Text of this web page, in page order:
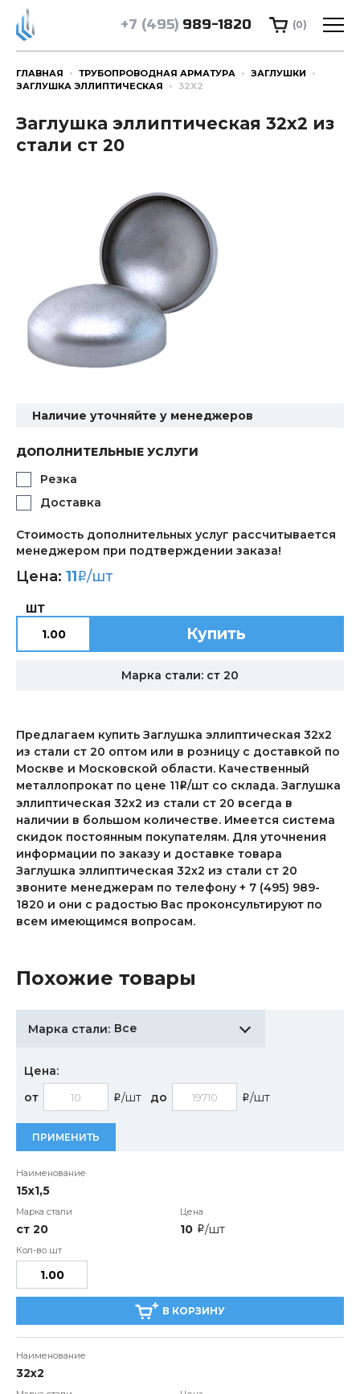
+7 (495) 989-1820 (0)
ГЛАВНАЯ ТРУБОПРОВОДНАЯ АРМАТУРА
ЗАГЛУШКИ
ЗАГЛУШКА ЭЛЛИПТИЧЕСКАЯ
32Х2
Заглушка эллиптическая 32х2 из
стали ст 20
Наличие уточняйте у менеджеров
ДОПОЛНИТЕЛЬНЫЕ УСЛУГИ
Резка
Доставка
Стоимость дополнительных услуг рассчитывается
менеджером при подтверждении заказа!
Цена: 11i/шт
ШТ
Купить
Марка стали: ст 20
Предлагаем купить Заглушка эллиптическая 32х2
из стали ст 20 оптом или в розницу с доставкой по
Москве и Московской области. Качественный
металлопрокат по цене 11i/шт со склада. Заглушка
эллиптическая 32х2 из стали ст 20 всегда в
наличии в большом количестве. Имеется система
скидок постоянным покупателям. Для уточнения
информации по заказу и доставке товара
Заглушка эллиптическая 32х2 из стали ст 20
звоните менеджерам по телефону + 7 (495) 989-
1820 и они с радостью Вас проконсультируют по
всем имеющимся вопросам.
Похожие товары
Марка стали: Все
Цена:
от
i/шт до i/шт
ПРИМЕНИТЬ
15х1,5
ст 20 10 i/шт
В КОРЗИНУ
32х2